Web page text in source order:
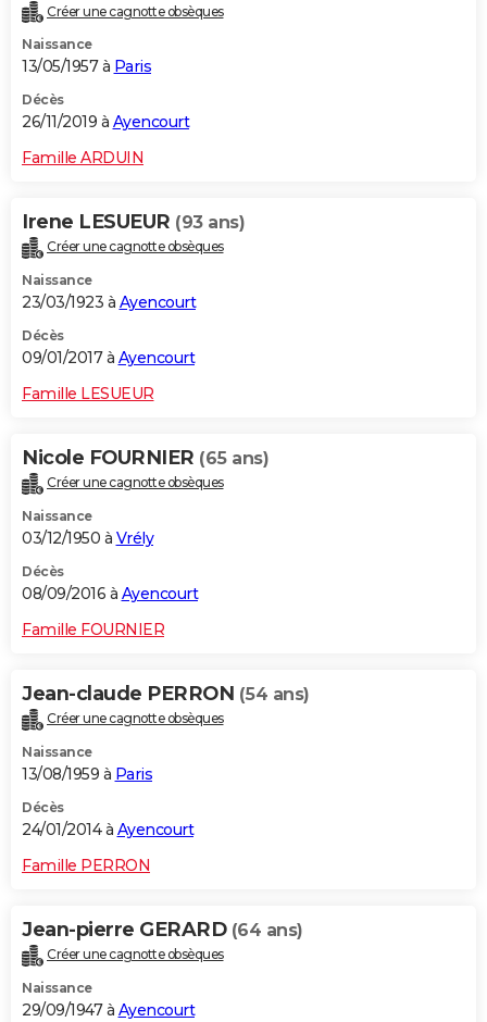
Créer une cagnotte obsèques
Naissance
13/05/1957 à Paris
Décès
26/11/2019 à Ayencourt
Famille ARDUIN
Irene LESUEUR (93 ans)
Créer une cagnotte obsèques
Naissance
23/03/1923 à Ayencourt
Décès
09/01/2017 à Ayencourt
Famille LESUEUR
Nicole FOURNIER (65 ans)
Créer une cagnotte obsèques
Naissance
03/12/1950 à Vrély
Décès
08/09/2016 à Ayencourt
Famille FOURNIER
Jean-claude PERRON (54 ans)
Créer une cagnotte obsèques
Naissance
13/08/1959 à Paris
Décès
24/01/2014 à Ayencourt
Famille PERRON
Jean-pierre GERARD (64 ans)
Créer une cagnotte obsèques
Naissance
29/09/1947 à Ayencourt